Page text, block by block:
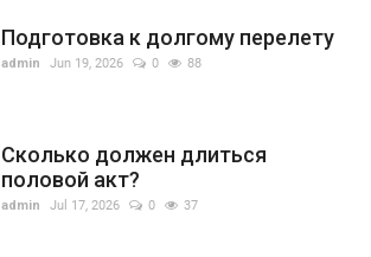
Подготовка к долгому перелету
admin Jun 19, 2026 0 88
Сколько должен длиться
половой акт?
admin Jul 17, 2026 0 37